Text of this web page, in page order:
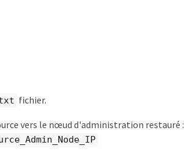
fichier.
vers le nœud d'administration restauré :